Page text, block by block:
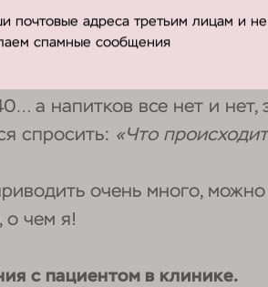
значит
«После взлета мы
а напитков все нет и нет,
спросить: «Что
очень много,
о чем я!
с пациентом в клинике.
почтовые адреса третьим лицам и не
спамные сообщения